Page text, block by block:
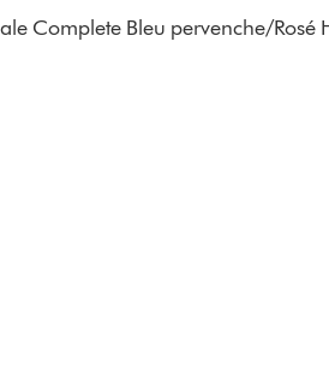
Complete Bleu pervenche/Rosé